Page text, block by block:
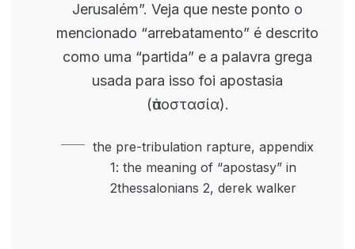
Jerusalém”. Veja que neste ponto o
mencionado “arrebatamento” é descrito
como uma “partida” e a palavra grega
usada para isso foi apostasia
(ἀποστασία).
the pre-tribulation rapture, appendix
1: the meaning of “apostasy” in
2thessalonians 2, derek walker